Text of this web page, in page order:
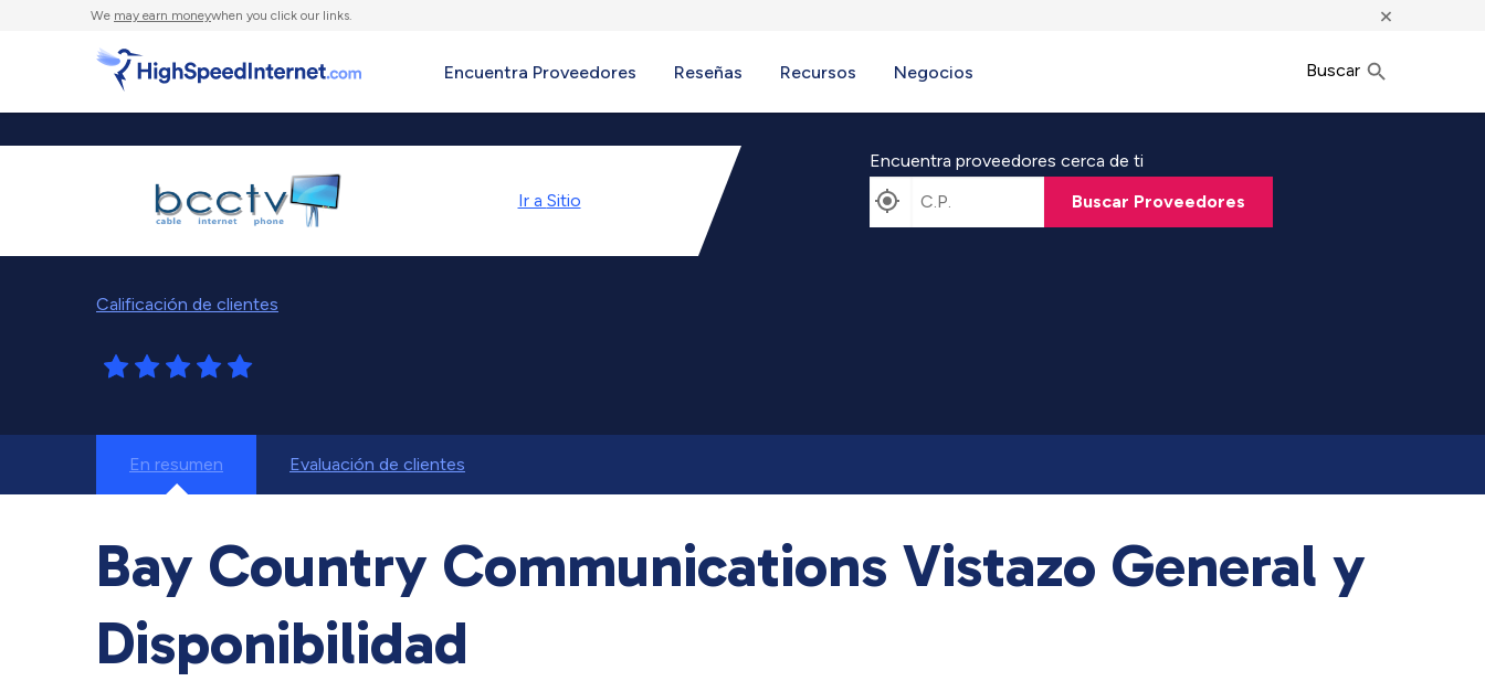
We may earn moneywhen you click our links. ×
Encuentra Proveedores Reseñas Recursos Negocios Buscar
Ir a Sitio
Calificación de clientes
Encuentra proveedores cerca de ti
Buscar Proveedores
En resumen Evaluación de clientes
Bay Country Communications Vistazo General y
Disponibilidad